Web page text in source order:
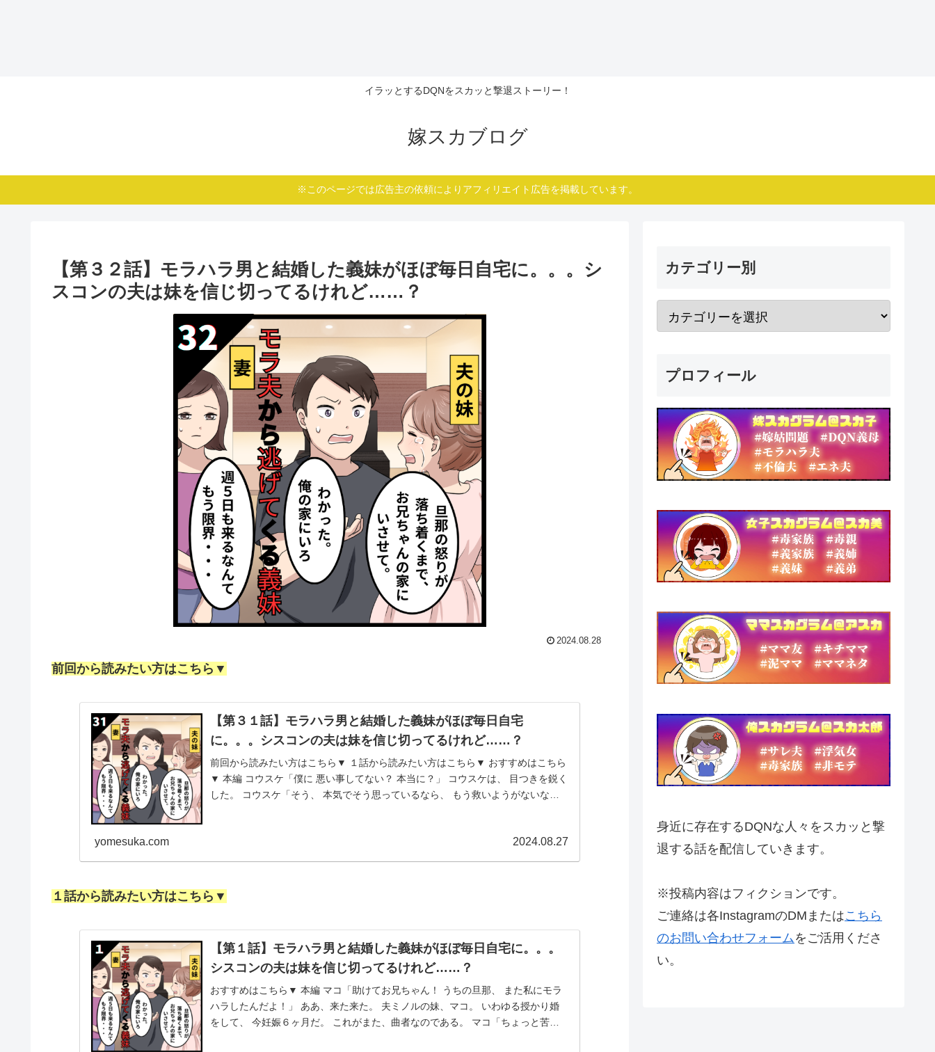
イラッとするDQNをスカッと撃退ストーリー！
嫁スカブログ
※このページでは広告主の依頼によりアフィリエイト広告を掲載しています。
【第３２話】モラハラ男と結婚した義妹がほぼ毎日自宅に。。。シ
スコンの夫は妹を信じ切ってるけれど……？
2024.08.28
前回から読みたい方はこちら▼
【第３１話】モラハラ男と結婚した義妹がほぼ毎日自宅
に。。。シスコンの夫は妹を信じ切ってるけれど……？
前回から読みたい方はこちら▼ １話から読みたい方はこちら▼ おすすめはこちら
▼ 本編 コウスケ「僕に 悪い事してない？ 本当に？」 コウスケは、 目つきを鋭く
した。 コウスケ「そう、 本気でそう思っているなら、 もう救いようがないな。
yomesuka.com 2024.08.27
１話から読みたい方はこちら▼
【第１話】モラハラ男と結婚した義妹がほぼ毎日自宅に。。。
シスコンの夫は妹を信じ切ってるけれど……？
おすすめはこちら▼ 本編 マコ「助けてお兄ちゃん！ うちの旦那、 また私にモラ
ハラしたんだよ！」 ああ、来た来た。 夫ミノルの妹、マコ。 いわゆる授かり婚
をして、 今妊娠６ヶ月だ。 これがまた、曲者なのである。 マコ「ちょっと苦し
カテゴリー別
プロフィール
身近に存在するDQNな人々をスカッと撃
退する話を配信していきます。
※投稿内容はフィクションです。
ご連絡は各InstagramのDMまたはこちら
のお問い合わせフォーム をご活用くださ
い。